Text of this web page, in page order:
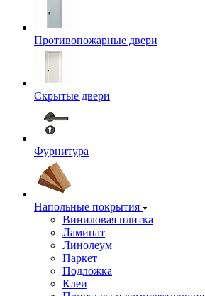
Противопожарные двери
Скрытые двери
Фурнитура
Напольные покрытия
Виниловая плитка
Ламинат
Линолеум
Паркет
Подложка
Клеи